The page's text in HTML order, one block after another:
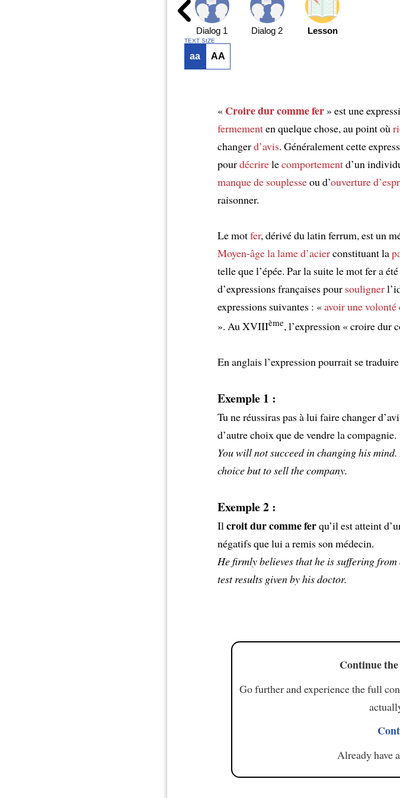
Dialog 1 Dialog 2 Lesson
TEXT SIZE
aa AA
« Croire dur comme fer» est une
fermementen quelque chose, au point où
changerd’avis. Généralement cette
pourdécrirelecomportementd’un
manque de souplesseou d’ouverture
raisonner.
Le motfer, dérivé du latin ferrum, est un
Moyen-âgela lame d’acierconstituant la
telle que l’épée. Par la suite le mot fer a été
d’expressions françaises pour souligner
expressions suivantes : «avoir une volonté
». Au XVIIIème, l’expression « croire dur
En anglais l’expression pourrait se
Exemple 1 :
Tu ne réussiras pas à lui faire changer
d’autre choix que de vendre la compagnie.
You will not succeed in changing his
choice but to sell the company.
Exemple 2 :
Il croit dur comme ferqu’il est atteint
négatifs que lui a remis son médecin.
He firmly believes that he is suffering
test results given by his doctor.
Continue
Go further and experience the full
Already have